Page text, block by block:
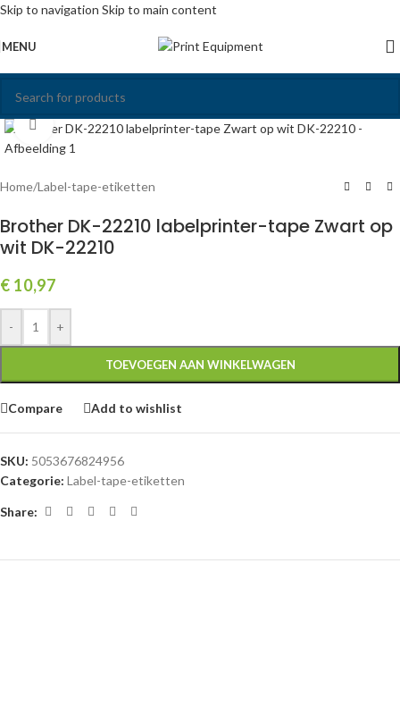
Skip to navigation Skip to main content
MENU
Click to enlarge
Home/Label-tape-etiketten
Brother DK-22210 labelprinter-tape Zwart op
wit DK-22210
€ 10,97
- +
TOEVOEGEN AAN WINKELWAGEN
Compare Add to wishlist
SKU: 5053676824956
Categorie: Label-tape-etiketten
Share: